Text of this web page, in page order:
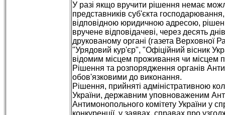
У разі якщо вручити рішення немає
представників суб'єкта
відповідною юридичною адресою,
вручене відповідачеві, через десять
друкованому органі (газета Верховної
"Урядовий кур'єр", "Офіційний вісник
відомим місцем проживання чи місцем
Рішення та розпорядження органів
обов'язковими до виконання.
Рішення, прийняті адміністративною
України, державним уповноваженим
Антимонопольного комітету України у
конкуренції, у заявах, справах про